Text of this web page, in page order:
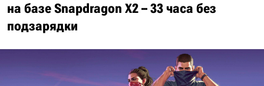
на базе Snapdragon X2 – 33 часа без
подзарядки